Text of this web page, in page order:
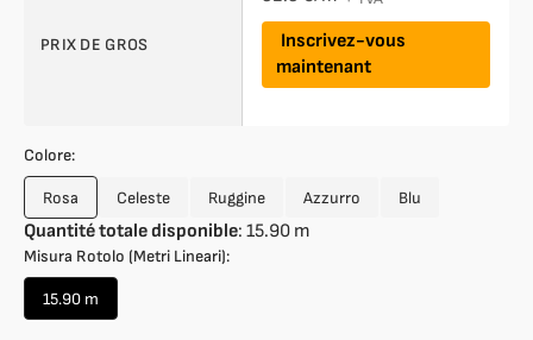
PRIX DE GROS
Inscrivez-vous
maintenant
Colore:
RosaVariante
épuisée
ou
indisponible
Celeste
Variante
épuisée
ou
Ruggine
Variante
épuisée
Azzurro
Variante
BluVariante
Quantité totale disponible: 15.90 m
Misura Rotolo (Metri Lineari):
15.90 m
Variante